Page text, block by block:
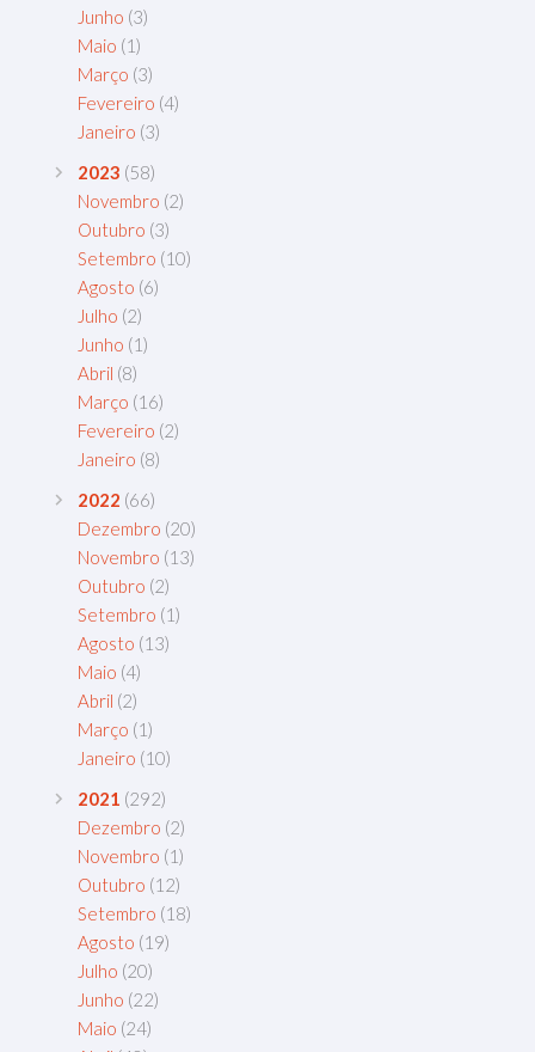
Junho (3)
Maio (1)
Março (3)
Fevereiro (4)
Janeiro (3)
2023 (58)
Novembro (2)
Outubro (3)
Setembro (10)
Agosto (6)
Julho (2)
Junho (1)
Abril (8)
Março (16)
Fevereiro (2)
Janeiro (8)
2022 (66)
Dezembro (20)
Novembro (13)
Outubro (2)
Setembro (1)
Agosto (13)
Maio (4)
Abril (2)
Março (1)
Janeiro (10)
2021 (292)
Dezembro (2)
Novembro (1)
Outubro (12)
Setembro (18)
Agosto (19)
Julho (20)
Junho (22)
Maio (24)